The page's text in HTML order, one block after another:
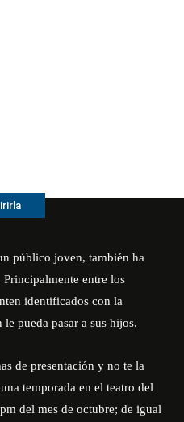
público joven, también ha
entre los
identificados con la
pueda pasar a sus hijos.
de presentación y no te la
temporada en el teatro del
del mes de octubre; de igual